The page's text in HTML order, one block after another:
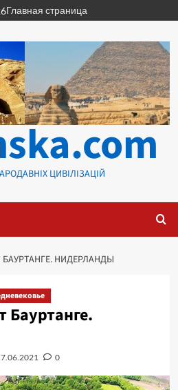
Главная страница
ЦИВІЛІЗАЦІЙ
НИДЕРЛАНДЫ
Бауртанге.
0